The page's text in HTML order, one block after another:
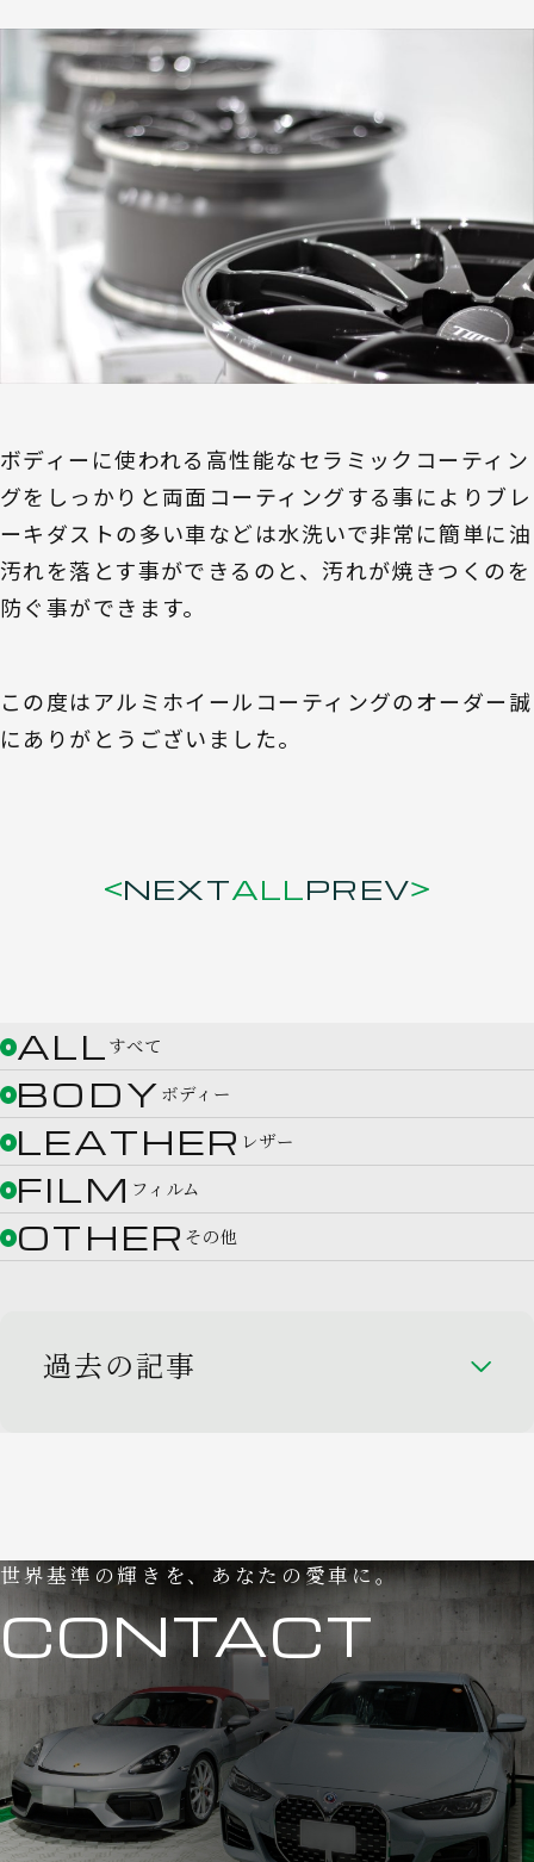
ボディーに使われる高性能なセラミックコーティン
グをしっかりと両面コーティングする事によりブレ
ーキダストの多い車などは水洗いで非常に簡単に油
汚れを落とす事ができるのと、汚れが焼きつくのを
防ぐ事ができます。
この度はアルミホイールコーティングのオーダー誠
にありがとうございました。
NEXTALLPREV
ALL すべて
BODY ボディー
LEATHER レザー
FILM フィルム
OTHER その他
過去の記事
世界基準の輝きを、あなたの愛車に。
CONTACT